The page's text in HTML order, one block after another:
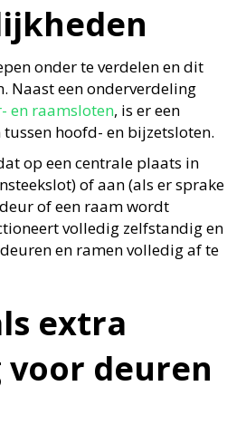
onder te verdelen en dit
Naast een onderverdeling
en raamsloten, is er een
hoofd- en bijzetsloten.
op een centrale plaats in
of aan (als er sprake
of een raam wordt
volledig zelfstandig en
en ramen volledig af te
extra
deuren